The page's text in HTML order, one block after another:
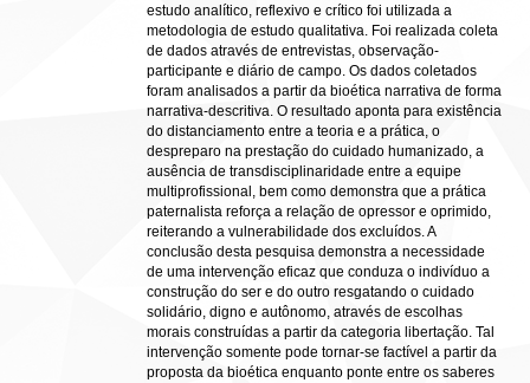
estudo analítico, reflexivo e crítico foi utilizada a
metodologia de estudo qualitativa. Foi realizada coleta
de dados através de entrevistas, observação-
participante e diário de campo. Os dados coletados
foram analisados a partir da bioética narrativa de forma
narrativa-descritiva. O resultado aponta para existência
do distanciamento entre a teoria e a prática, o
despreparo na prestação do cuidado humanizado, a
ausência de transdisciplinaridade entre a equipe
multiprofissional, bem como demonstra que a prática
paternalista reforça a relação de opressor e oprimido,
reiterando a vulnerabilidade dos excluídos. A
conclusão desta pesquisa demonstra a necessidade
de uma intervenção eficaz que conduza o indivíduo a
construção do ser e do outro resgatando o cuidado
solidário, digno e autônomo, através de escolhas
morais construídas a partir da categoria libertação. Tal
intervenção somente pode tornar-se factível a partir da
proposta da bioética enquanto ponte entre os saberes